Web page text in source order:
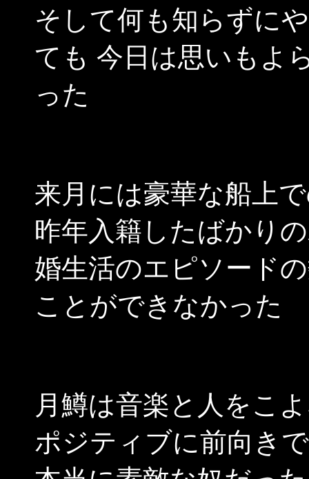
そして何も知らずに
ても 今日は思いもよ
った
来月には豪華な船上
昨年入籍したばかり
婚生活のエピソード
ことができなかった
月鱒は音楽と人をこ
ポジティブに前向き